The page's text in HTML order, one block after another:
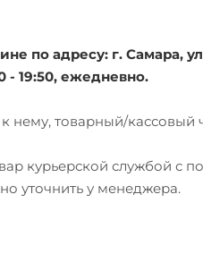
по адресу: г. Самара,
- 19:50, ежедневно.
нему, товарный/кассовый
курьерской службой с
уточнить у менеджера.